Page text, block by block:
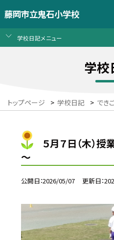
藤岡市立鬼石小学校
学校日記メニュー
学校
トップページ > 学校日記 > でき
５月７日（木）
～
公開日 2026/05/07 更新日